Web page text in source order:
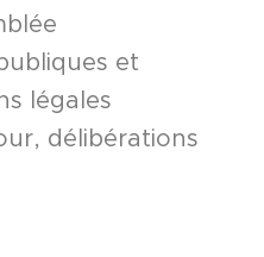
et
légales
délibérations